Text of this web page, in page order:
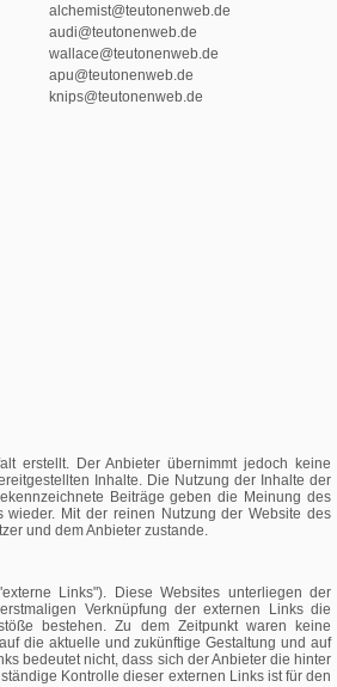
alchemist@teutonenweb.de
audi@teutonenweb.de
wallace@teutonenweb.de
apu@teutonenweb.de
knips@teutonenweb.de
erstellt. Der Anbieter übernimmt jedoch keine
Inhalte. Die Nutzung der Inhalte der
Beiträge geben die Meinung des
Mit der reinen Nutzung der Website des
und dem Anbieter zustande.
Links"). Diese Websites unterliegen der
Verknüpfung der externen Links die
bestehen. Zu dem Zeitpunkt waren keine
die aktuelle und zukünftige Gestaltung und auf
bedeutet nicht, dass sich der Anbieter die hinter
Kontrolle dieser externen Links ist für den